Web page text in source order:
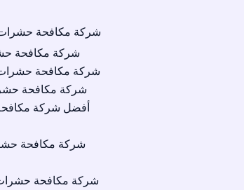
شركة مكافحة حشرات
شركة مكافحة
شركة مكافحة
شركة مكافحة
أفضل شركة
شركة مكافحة
شركة مكافحة